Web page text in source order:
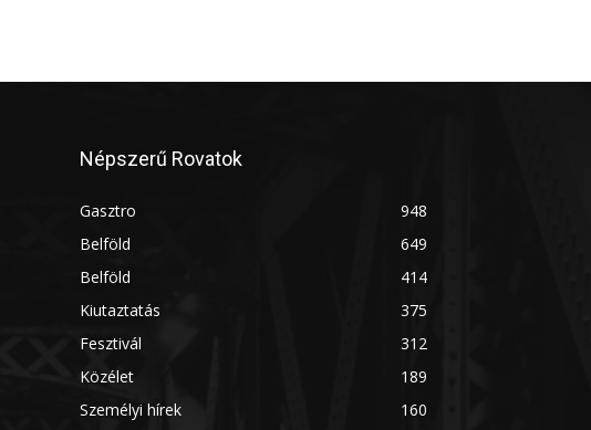
Népszerű Rovatok
Gasztro
948
Belföld
649
Belföld
414
Kiutaztatás
375
Fesztivál
312
Közélet
189
Személyi hírek
160